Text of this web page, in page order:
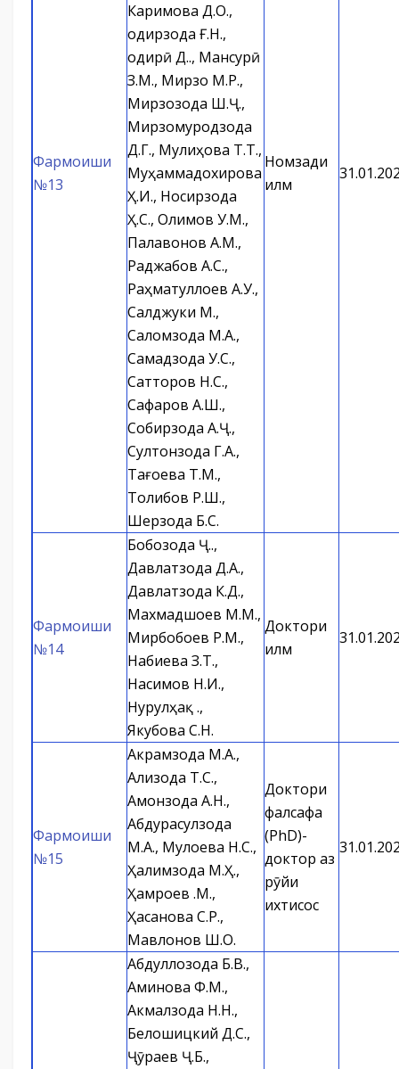
Фармоиши
№13
Каримова Д.О.,
Қодирзода Ғ.Н.,
Қодирӣ Д.Қ., Мансурӣ
З.М., Мирзо М.Р.,
Мирзозода Ш.Ҷ.,
Мирзомуродзода
Д.Г., Мулиҳова Т.Т.,
Муҳаммадохирова
Ҳ.И., Носирзода
Ҳ.С., Олимов У.М.,
Палавонов А.М.,
Раджабов А.С.,
Раҳматуллоев А.У.,
Салджуки М.,
Саломзода М.А.,
Самадзода У.С.,
Сатторов Н.С.,
Сафаров А.Ш.,
Собирзода А.Ҷ.,
Султонзода Г.А.,
Тағоева Т.М.,
Толибов Р.Ш.,
Шерзода Б.С.
Номзади
илм
Фармоиши
№14
Бобозода Ҷ.Қ.,
Давлатзода Д.А.,
Давлатзода К.Д.,
Махмадшоев М.М.,
Мирбобоев Р.М.,
Набиева З.Т.,
Насимов Н.И.,
Нурулҳақ Қ.,
Якубова С.Н.
Доктори
илм
Фармоиши
№15
Акрамзода М.А.,
Ализода Т.С.,
Амонзода А.Н.,
Абдурасулзода
М.А., Мулоева Н.С.,
Ҳалимзода М.Ҳ.,
Ҳамроев Қ.М.,
Ҳасанова С.Р.,
Мавлонов Ш.О.
Доктори
фалсафа
(PhD)-
доктор аз
рӯйи
ихтисос
Абдуллозода Б.В.,
Аминова Ф.М.,
Акмалзода Н.Н.,
Белошицкий Д.С.,
Ҷӯраев Ҷ.Б.,